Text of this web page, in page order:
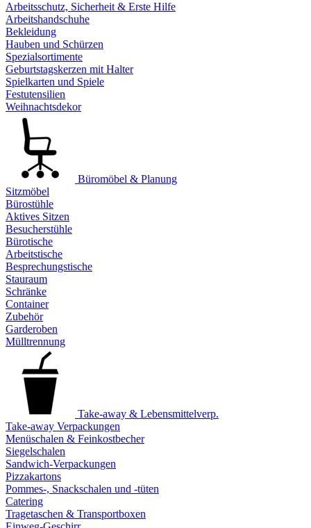
Arbeitsschutz, Sicherheit & Erste Hilfe
Arbeitshandschuhe
Bekleidung
Hauben und Schürzen
Spezialsortimente
Geburtstagskerzen mit Halter
Spielkarten und Spiele
Festutensilien
Weihnachtsdekor
Büromöbel & Planung
Sitzmöbel
Bürostühle
Aktives Sitzen
Besucherstühle
Bürotische
Arbeitstische
Besprechungstische
Stauraum
Schränke
Container
Zubehör
Garderoben
Mülltrennung
Take-away & Lebensmittelverp.
Take-away Verpackungen
Menüschalen & Feinkostbecher
Siegelschalen
Sandwich-Verpackungen
Pizzakartons
Pommes-, Snackschalen und -tüten
Catering
Tragetaschen & Transportboxen